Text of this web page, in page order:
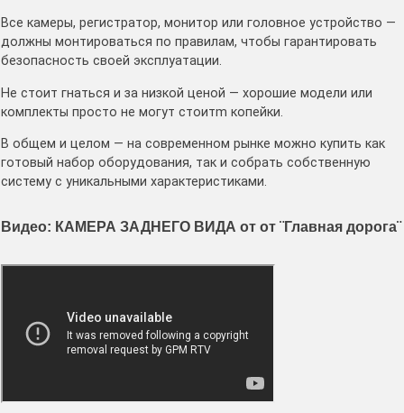
Все камеры, регистратор, монитор или головное устройство —
должны монтироваться по правилам, чтобы гарантировать
безопасность своей эксплуатации.
Не стоит гнаться и за низкой ценой — хорошие модели или
комплекты просто не могут стоитm копейки.
В общем и целом — на современном рынке можно купить как
готовый набор оборудования, так и собрать собственную
систему с уникальными характеристиками.
Видео: КАМЕРА ЗАДНЕГО ВИДА от от ¨Главная дорога¨